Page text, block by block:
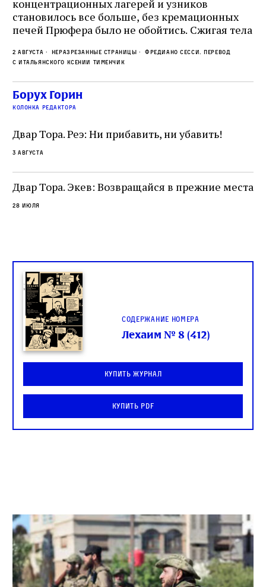
концентрационных лагерей и узников
становилось все больше, без кремационных
печей Прюфера было не обойтись. Cжигая тела
верны своему архаичному культу смерти, но и
скрывали от населения соседних городов,
сколько узников погибало каждый день в этих
жутких местах
2 августа Неразрезанные страницы
Фредиано Сесси. Перевод
с итальянского Ксении Тименчик
Борух Горин
колонка редактора
Двар Тора. Реэ: Ни прибавить, ни убавить!
3 августа
Двар Тора. Экев: Возвращайся в прежние места
28 июля
Содержание номера
Лехаим № 8 (412)
Купить журнал
Купить PDF